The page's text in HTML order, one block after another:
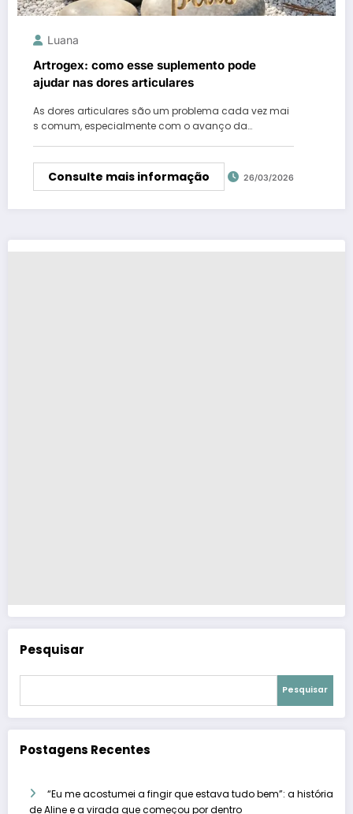
Luana
Artrogex: como esse suplemento pode
ajudar nas dores articulares
As dores articulares são um problema cada vez mai
s comum, especialmente com o avanço da…
Consulte mais informação 26/03/2026
Pesquisar
Pesquisar
Postagens Recentes
“Eu me acostumei a fingir que estava tudo bem”: a história
de Aline e a virada que começou por dentro